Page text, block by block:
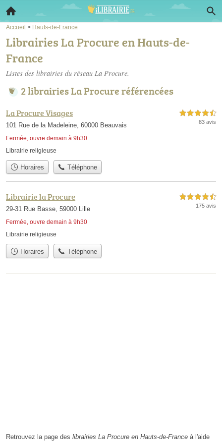
Accueil > Hauts-de-France
Librairies La Procure en Hauts-de-
France
Listes des librairies du réseau La Procure.
2 librairies La Procure référencées
La Procure Visages
101 Rue de la Madeleine, 60000 Beauvais
Fermée, ouvre demain à 9h30
4,5 étoiles sur 5
83 avis
Librairie religieuse
Horaires Téléphone
Librairie la Procure
29-31 Rue Basse, 59000 Lille
Fermée, ouvre demain à 9h30
4,5 étoiles sur 5
175 avis
Librairie religieuse
Horaires Téléphone
Retrouvez la page des librairies La Procure en Hauts-de-France à l'aide